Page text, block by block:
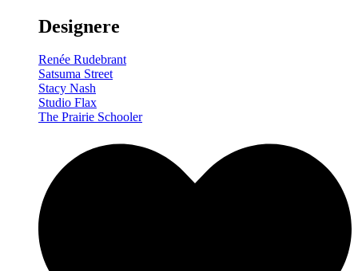
Designere
Renée Rudebrant
Satsuma Street
Stacy Nash
Studio Flax
The Prairie Schooler